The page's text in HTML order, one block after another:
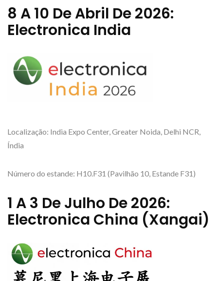
8 A 10 De Abril De 2026:
Electronica India
Localização: India Expo Center, Greater Noida, Delhi NCR,
Índia
Número do estande: H10.F31 (Pavilhão 10, Estande F31)
1 A 3 De Julho De 2026:
Electronica China (Xangai)